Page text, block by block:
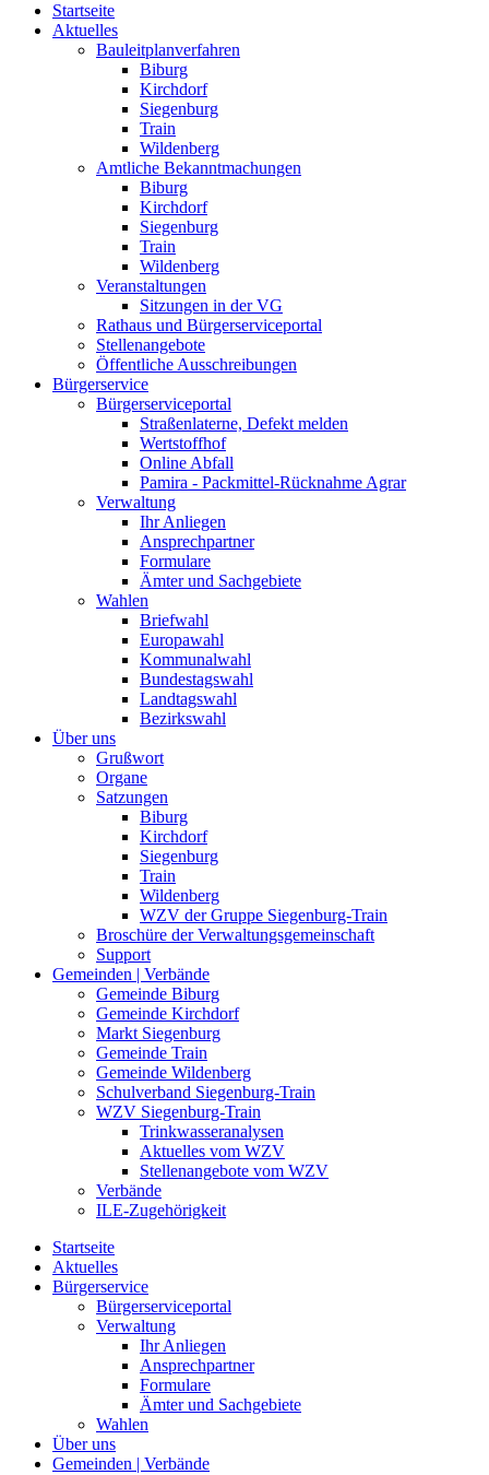
Startseite
Aktuelles
Bauleitplanverfahren
Biburg
Kirchdorf
Siegenburg
Train
Wildenberg
Amtliche Bekanntmachungen
Biburg
Kirchdorf
Siegenburg
Train
Wildenberg
Veranstaltungen
Sitzungen in der VG
Rathaus und Bürgerserviceportal
Stellenangebote
Öffentliche Ausschreibungen
Bürgerservice
Bürgerserviceportal
Straßenlaterne, Defekt melden
Wertstoffhof
Online Abfall
Pamira - Packmittel-Rücknahme Agrar
Verwaltung
Ihr Anliegen
Ansprechpartner
Formulare
Ämter und Sachgebiete
Wahlen
Briefwahl
Europawahl
Kommunalwahl
Bundestagswahl
Landtagswahl
Bezirkswahl
Über uns
Grußwort
Organe
Satzungen
Biburg
Kirchdorf
Siegenburg
Train
Wildenberg
WZV der Gruppe Siegenburg-Train
Broschüre der Verwaltungsgemeinschaft
Support
Gemeinden | Verbände
Gemeinde Biburg
Gemeinde Kirchdorf
Markt Siegenburg
Gemeinde Train
Gemeinde Wildenberg
Schulverband Siegenburg-Train
WZV Siegenburg-Train
Trinkwasseranalysen
Aktuelles vom WZV
Stellenangebote vom WZV
Verbände
ILE-Zugehörigkeit
Startseite
Aktuelles
Bürgerservice
Bürgerserviceportal
Verwaltung
Ihr Anliegen
Ansprechpartner
Formulare
Ämter und Sachgebiete
Wahlen
Über uns
Gemeinden | Verbände